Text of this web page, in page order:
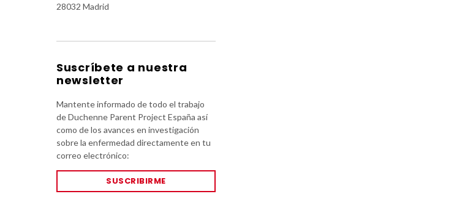
28032 Madrid
Suscríbete a nuestra
newsletter
Mantente informado de todo el trabajo
de Duchenne Parent Project España así
como de los avances en investigación
sobre la enfermedad directamente en tu
correo electrónico:
SUSCRIBIRME